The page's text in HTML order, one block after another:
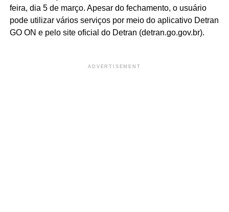
feira, dia 5 de março. Apesar do fechamento, o usuário
pode utilizar vários serviços por meio do aplicativo Detran
GO ON e pelo site oficial do Detran (detran.go.gov.br).
ADVERTISEMENT